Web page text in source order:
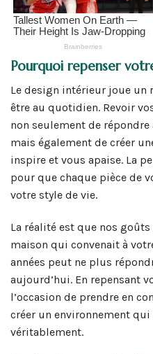
Pourquoi repenser
Le design intérieur joue un
être au quotidien. Revoir
non seulement de
mais également de créer
inspire et vous apaise. La
pour que chaque pièce de
votre style de vie.
La réalité est que nos
maison qui convenait à
années peut ne plus
aujourd’hui. En repensant
l’occasion de prendre en
créer un environnement
véritablement.